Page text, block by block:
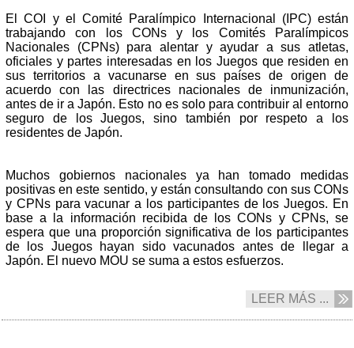
El COI y el Comité Paralímpico Internacional (IPC) están
trabajando con los CONs y los Comités Paralímpicos
Nacionales (CPNs) para alentar y ayudar a sus atletas,
oficiales y partes interesadas en los Juegos que residen en
sus territorios a vacunarse en sus países de origen de
acuerdo con las directrices nacionales de inmunización,
antes de ir a Japón. Esto no es solo para contribuir al entorno
seguro de los Juegos, sino también por respeto a los
residentes de Japón.
Muchos gobiernos nacionales ya han tomado medidas
positivas en este sentido, y están consultando con sus CONs
y CPNs para vacunar a los participantes de los Juegos. En
base a la información recibida de los CONs y CPNs, se
espera que una proporción significativa de los participantes
de los Juegos hayan sido vacunados antes de llegar a
Japón. El nuevo MOU se suma a estos esfuerzos.
LEER MÁS ...